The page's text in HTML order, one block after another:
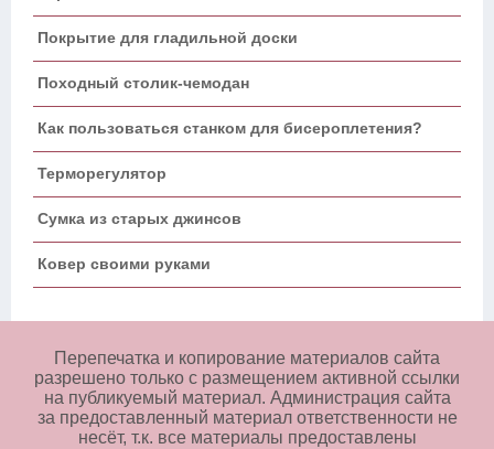
Покрытие для гладильной доски
Походный столик-чемодан
Как пользоваться станком для бисероплетения?
Терморегулятор
Сумка из старых джинсов
Ковер своими руками
Перепечатка и копирование материалов сайта
разрешено только с размещением активной ссылки
на публикуемый материал. Администрация сайта
за предоставленный материал ответственности не
несёт, т.к. все материалы предоставлены